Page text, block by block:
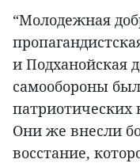
“Молодежная
и Подханойская
самообороны
патриотических
Они же внесли
восстание,